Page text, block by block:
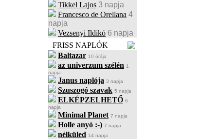
Tikkel Lajos 3 napja
Francesco de Orellana 4
napja
Vezsenyi Ildikó 6 napja
FRISS NAPLÓK
Baltazar 10 órája
az univerzum szélén 1
napja
Janus naplója 3 napja
Szuszogó szavak 5 napja
ELKÉPZELHETŐ 6
napja
Minimal Planet 7 napja
Holle anyó :-) 7 napja
nélküled 14 napja